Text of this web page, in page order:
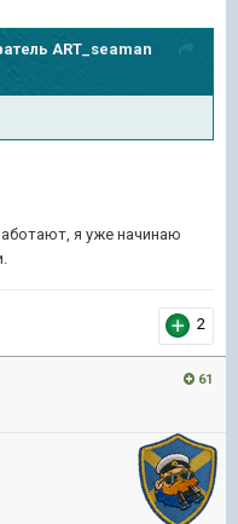
ART_seaman
я уже начинаю
2
61